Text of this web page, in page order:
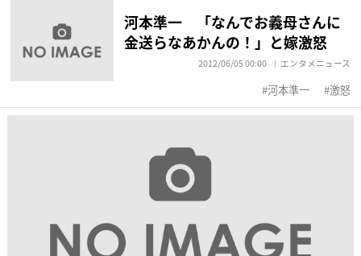
河本準一 「なんでお義母さんに
金送らなあかんの！」と嫁激怒
2012/06/05 00:00 エンタメニュース
河本準一 激怒